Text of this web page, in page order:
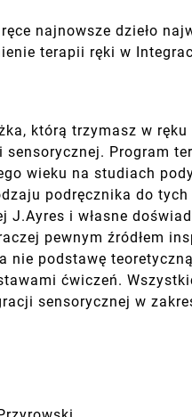
najnowsze dzieło
terapii ręki w
którą trzymasz w
Program
wieku na studiach
podręcznika do
J.Ayres i własne
pewnym źródłem
nie podstawę
ćwiczeń.
sensorycznej w